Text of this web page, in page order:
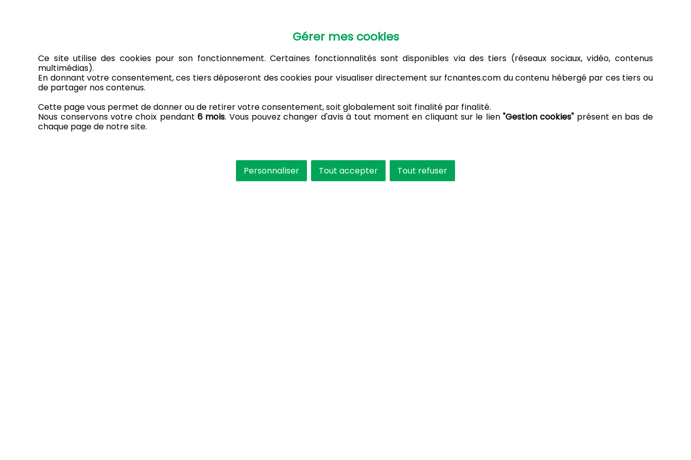
Gérer mes cookies
Ce site utilise des cookies pour son fonctionnement. Certaines fonctionnalités sont disponibles via des tiers (réseaux sociaux, vidéo, contenus
multimédias).
En donnant votre consentement, ces tiers déposeront des cookies pour visualiser directement sur fcnantes.com du contenu hébergé par ces tiers ou
de partager nos contenus.
Cette page vous permet de donner ou de retirer votre consentement, soit globalement soit finalité par finalité.
Nous conservons votre choix pendant6 mois. Vous pouvez changer d'avis à tout moment en cliquant sur le lien "Gestion cookies" présent en bas de
chaque page de notre site.
Personnaliser Tout accepter Tout refuser